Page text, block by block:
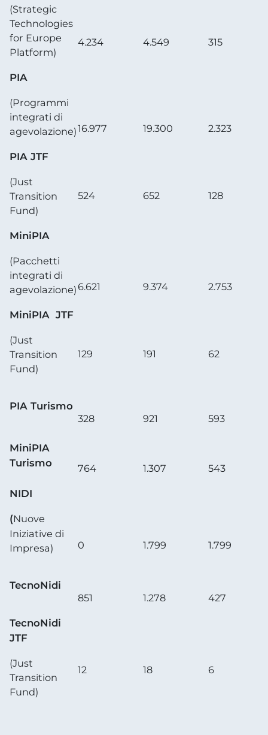
(Strategic
Technologies
for Europe
Platform)
4.234 4.549 315
PIA
(Programmi
integrati di
agevolazione)16.977 19.300 2.323
PIA JTF
(Just
Transition
Fund)
524 652 128
MiniPIA
(Pacchetti
integrati di
agevolazione)6.621 9.374 2.753
MiniPIA JTF
(Just
Transition
Fund)
129 191 62
PIA Turismo
328
921 593
MiniPIA
Turismo
764 1.307 543
NIDI
(Nuove
Iniziative di
Impresa)
0 1.799 1.799
TecnoNidi
851
1.278 427
TecnoNidi
JTF
(Just
Transition
Fund)
12 18 6